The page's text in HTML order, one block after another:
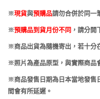
※現貨與預購品請勿合併於同一
※預購品到貨月份不同 ，請分開
※商品出貨為隨機寄出，若十分
※照片為產品原型，與實際商品
※商品發售日期為日本當地發售
間會有所延遲。